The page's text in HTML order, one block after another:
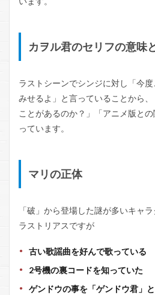
カヲル君のセリフの意味
ラストシーンでシンジに対し「今
みせるよ」と言っていることから
ことがあるのか？」「アニメ版と
っています。
マリの正体
「破」から登場した謎が多いキャ
ラストリアスですが
古い歌謡曲を好んで歌っている
2号機の裏コードを知っていた
ゲンドウの事を「ゲンドウ君」